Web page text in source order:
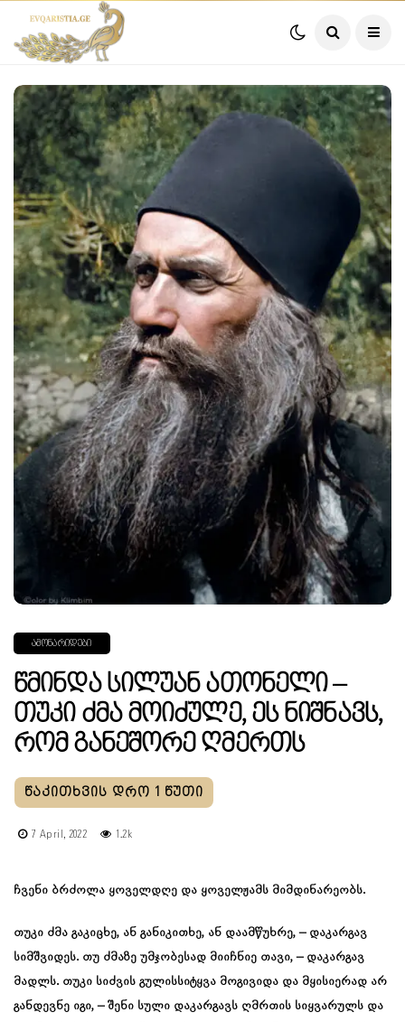
ᲐᲛᲝᲜᲐᲠᲘᲓᲔᲑᲘ
Წმინდა Სილუან Ათონელი –
Თუკი Ძმა Მოიძულე, Ეს Ნიშნავს,
Რომ Განეშორე Ღმერთს
7 April, 2022 1.2k
ჩვენი ბრძოლა ყოველდღე და ყოველჟამს მიმდინარეობს.
თუკი ძმა გაკიცხე, ან განიკითხე, ან დაამწუხრე, – დაკარგავ
სიმშვიდეს. თუ ძმაზე უმჯობესად მიიჩნიე თავი, – დაკარგავ
მადლს. თუკი სიძვის გულისსიტყვა მოგივიდა და მყისიერად არ
განდევნე იგი, – შენი სული დაკარგავს ღმრთის სიყვარულს და